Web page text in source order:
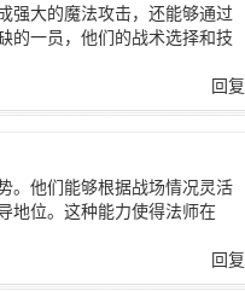
强大的魔法攻击，还能够通过
的一员，他们的战术选择和技
回复
。他们能够根据战场情况灵活
地位。这种能力使得法师在
回复